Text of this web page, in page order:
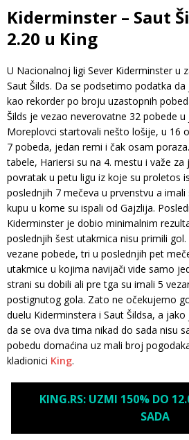
Kiderminster – Saut
2.20 u King
U Nacionalnoj ligi Sever Kiderminster u
Saut Šilds. Da se podsetimo podatka
kao rekorder po broju uzastopnih
Šilds je vezao neverovatne 32 pobede
Moreplovci startovali nešto lošije, u 16
7 pobeda, jedan remi i čak osam
tabele, Hariersi su na 4. mestu i važe
povratak u petu ligu iz koje su proletos
poslednjih 7 mečeva u prvenstvu a
kupu u kome su ispali od Gajzlija.
Kiderminster je dobio minimalnim
poslednjih šest utakmica nisu primili
vezane pobede, tri u poslednjih pet
utakmice u kojima navijači vide samo
strani su dobili ali pre tga su imali 5
postignutog gola. Zato ne očekujemo
duelu Kiderminstera i Saut Šildsa, a
da se ova dva tima nikad do sada nisu
pobedu domaćina uz mali broj
kladionici King.
KING.RS: UZMI 150% DO
SADA